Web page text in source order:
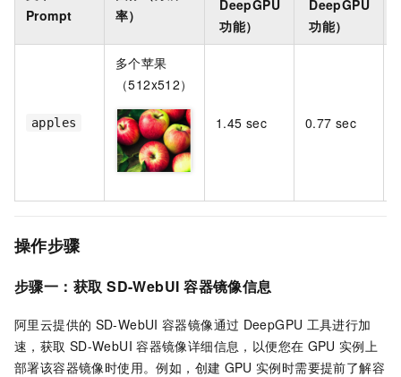
Prompt
率）
DeepGPU
功能）
DeepGPU
功能）
apples
多个苹果
（512x512）
1.45 sec 0.77 sec
操作步骤
步骤一：获取 SD-WebUI 容器镜像信息
阿里云提供的 SD-WebUI 容器镜像通过 DeepGPU 工具进行加
速，获取 SD-WebUI 容器镜像详细信息，以便您在 GPU 实例上
部署该容器镜像时使用。例如，创建 GPU 实例时需要提前了解容